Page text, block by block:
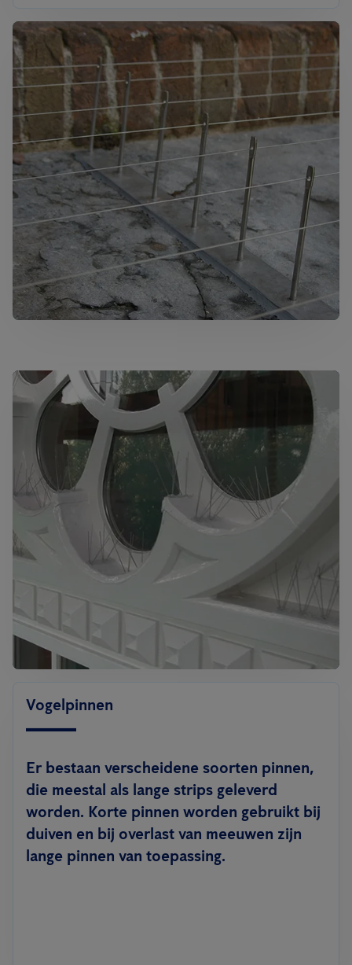
Vogelpinnen
Er bestaan verscheidene soorten pinnen,
die meestal als lange strips geleverd
worden. Korte pinnen worden gebruikt bij
duiven en bij overlast van meeuwen zijn
lange pinnen van toepassing.